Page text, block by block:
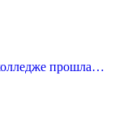
прошла…